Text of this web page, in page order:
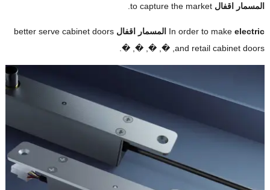
المسمار اقفال to capture the market
.
In order to make electric المسمار اقفال better serve cabinet doors
and retail cabinet doors
, �, �, �, �.